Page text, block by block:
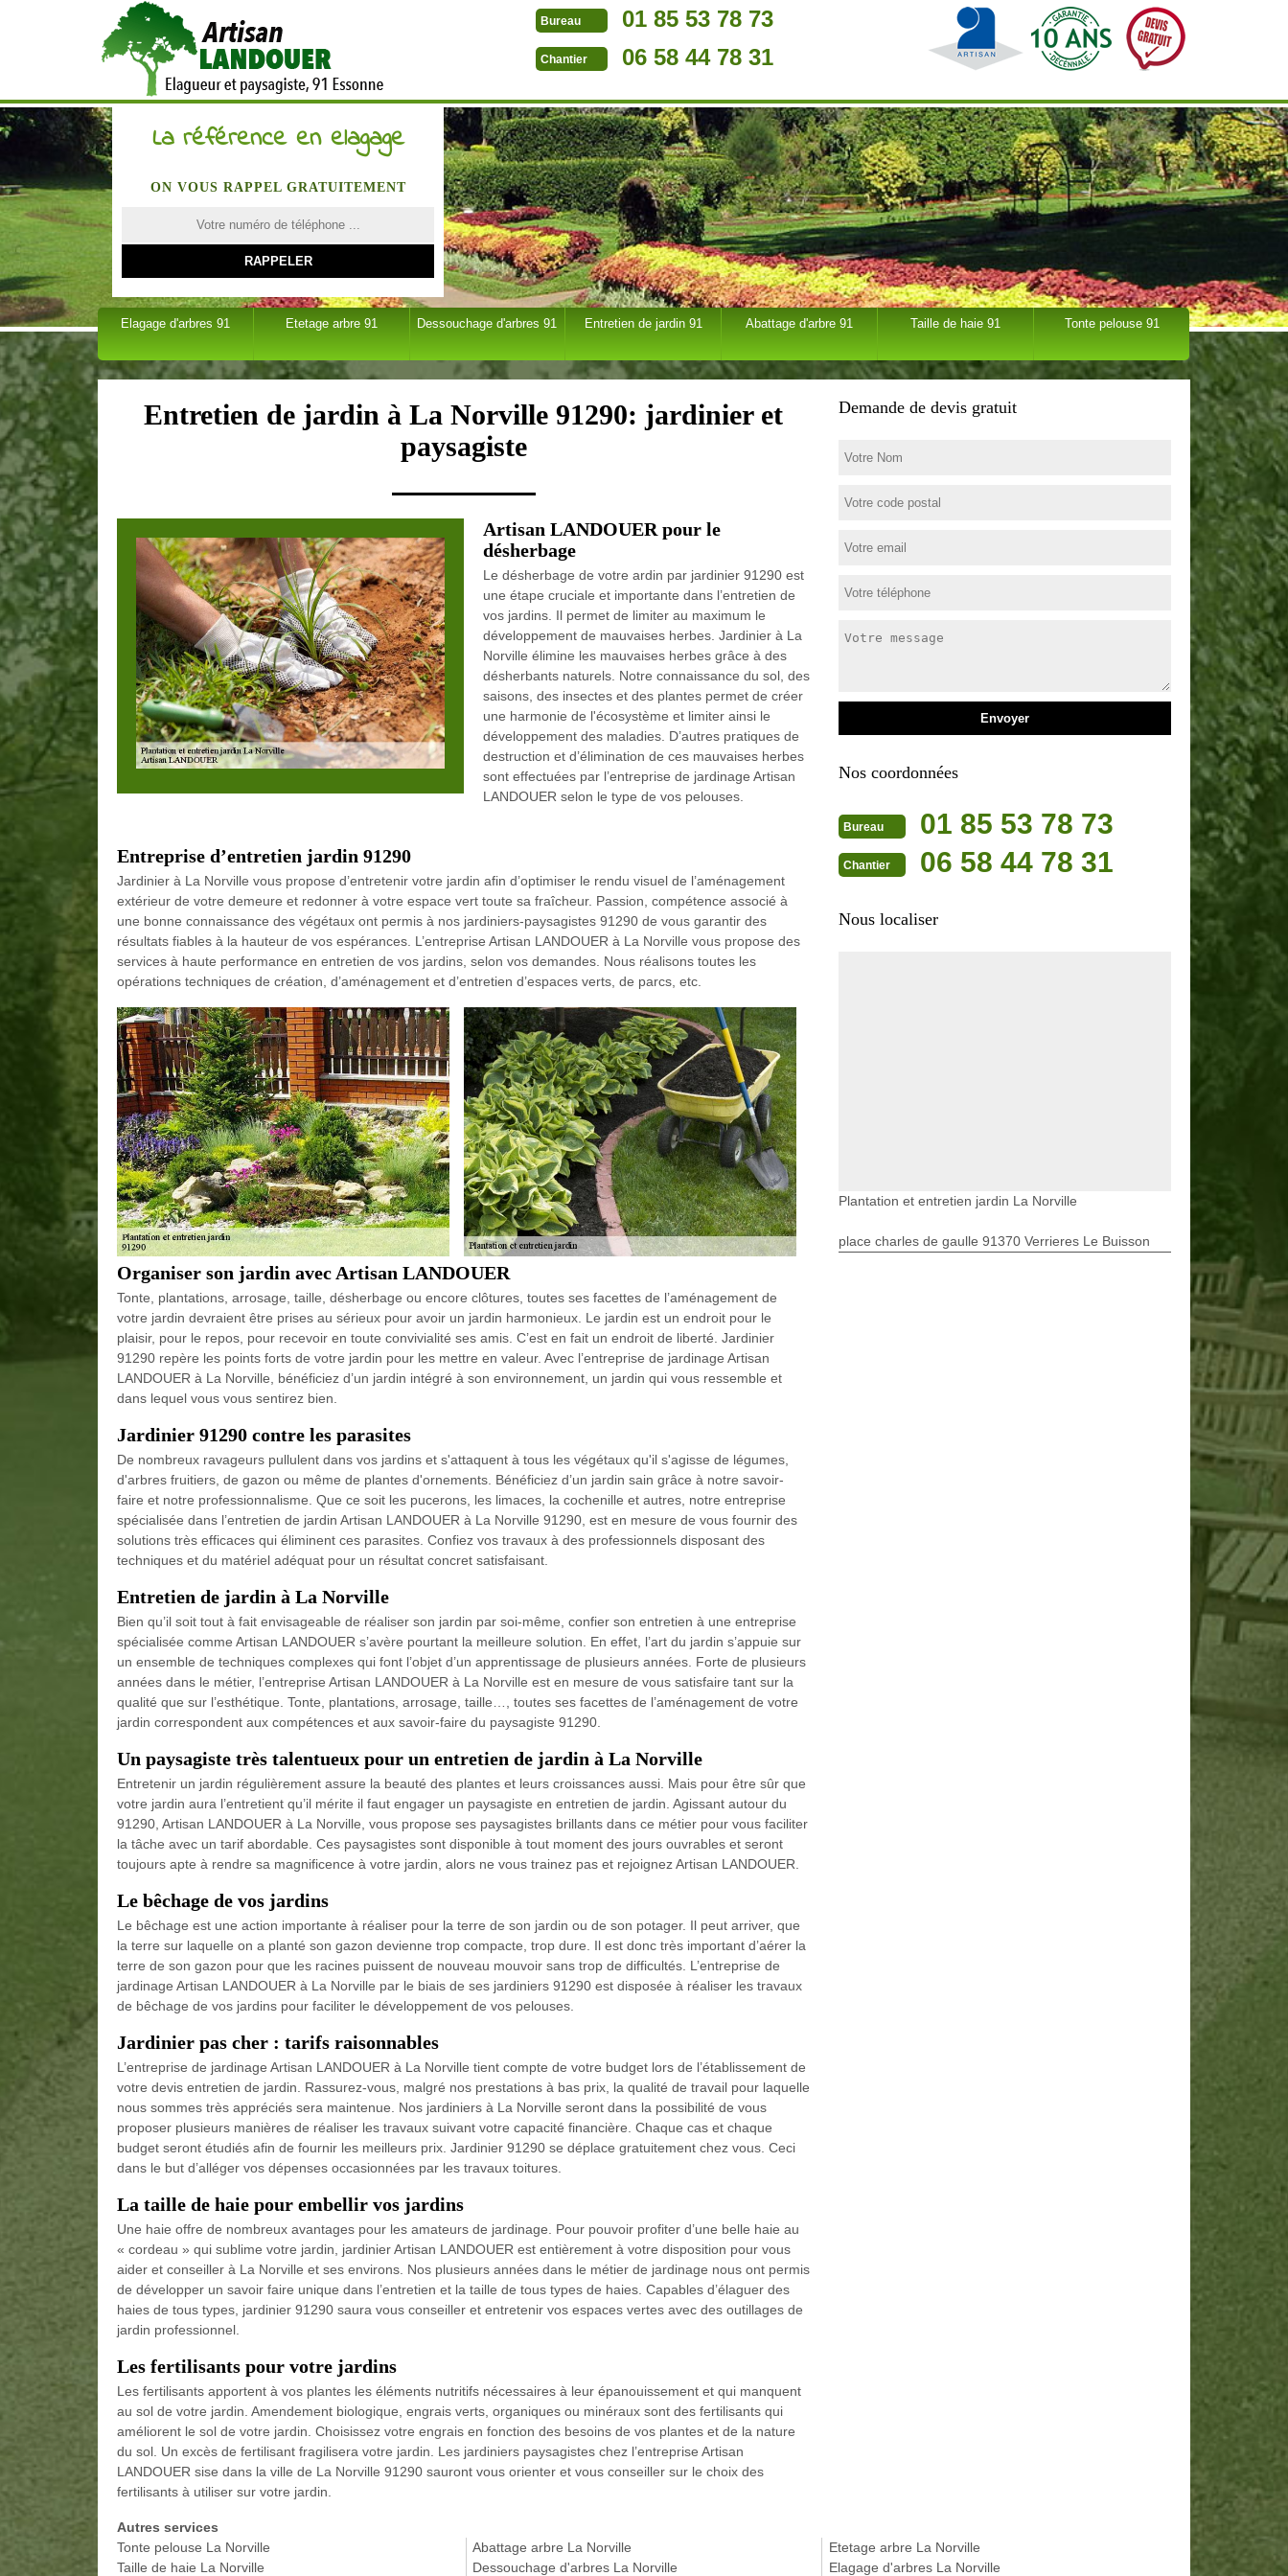
Bureau 01 85 53 78 73
Chantier 06 58 44 78 31
La référence en elagage
ON VOUS RAPPEL GRATUITEMENT
Elagage d'arbres 91 Etetage arbre 91 Dessouchage d'arbres 91 Entretien de jardin 91 Abattage d'arbre 91 Taille de haie 91 Tonte pelouse 91
Entretien de jardin à La Norville 91290: jardinier et
paysagiste
Artisan LANDOUER pour le
désherbage
Le désherbage de votre ardin par jardinier 91290 est
une étape cruciale et importante dans l’entretien de
vos jardins. Il permet de limiter au maximum le
développement de mauvaises herbes. Jardinier à La
Norville élimine les mauvaises herbes grâce à des
désherbants naturels. Notre connaissance du sol, des
saisons, des insectes et des plantes permet de créer
une harmonie de l'écosystème et limiter ainsi le
développement des maladies. D’autres pratiques de
destruction et d’élimination de ces mauvaises herbes
sont effectuées par l’entreprise de jardinage Artisan
LANDOUER selon le type de vos pelouses.
Entreprise d’entretien jardin 91290
Jardinier à La Norville vous propose d’entretenir votre jardin afin d’optimiser le rendu visuel de l’aménagement
extérieur de votre demeure et redonner à votre espace vert toute sa fraîcheur. Passion, compétence associé à
une bonne connaissance des végétaux ont permis à nos jardiniers-paysagistes 91290 de vous garantir des
résultats fiables à la hauteur de vos espérances. L’entreprise Artisan LANDOUER à La Norville vous propose des
services à haute performance en entretien de vos jardins, selon vos demandes. Nous réalisons toutes les
opérations techniques de création, d’aménagement et d’entretien d’espaces verts, de parcs, etc.
Organiser son jardin avec Artisan LANDOUER
Tonte, plantations, arrosage, taille, désherbage ou encore clôtures, toutes ses facettes de l’aménagement de
votre jardin devraient être prises au sérieux pour avoir un jardin harmonieux. Le jardin est un endroit pour le
plaisir, pour le repos, pour recevoir en toute convivialité ses amis. C’est en fait un endroit de liberté. Jardinier
91290 repère les points forts de votre jardin pour les mettre en valeur. Avec l’entreprise de jardinage Artisan
LANDOUER à La Norville, bénéficiez d’un jardin intégré à son environnement, un jardin qui vous ressemble et
dans lequel vous vous sentirez bien.
Jardinier 91290 contre les parasites
De nombreux ravageurs pullulent dans vos jardins et s'attaquent à tous les végétaux qu'il s'agisse de légumes,
d'arbres fruitiers, de gazon ou même de plantes d'ornements. Bénéficiez d’un jardin sain grâce à notre savoir-
faire et notre professionnalisme. Que ce soit les pucerons, les limaces, la cochenille et autres, notre entreprise
spécialisée dans l’entretien de jardin Artisan LANDOUER à La Norville 91290, est en mesure de vous fournir des
solutions très efficaces qui éliminent ces parasites. Confiez vos travaux à des professionnels disposant des
techniques et du matériel adéquat pour un résultat concret satisfaisant.
Entretien de jardin à La Norville
Bien qu’il soit tout à fait envisageable de réaliser son jardin par soi-même, confier son entretien à une entreprise
spécialisée comme Artisan LANDOUER s’avère pourtant la meilleure solution. En effet, l’art du jardin s’appuie sur
un ensemble de techniques complexes qui font l’objet d’un apprentissage de plusieurs années. Forte de plusieurs
années dans le métier, l’entreprise Artisan LANDOUER à La Norville est en mesure de vous satisfaire tant sur la
qualité que sur l’esthétique. Tonte, plantations, arrosage, taille…, toutes ses facettes de l’aménagement de votre
jardin correspondent aux compétences et aux savoir-faire du paysagiste 91290.
Un paysagiste très talentueux pour un entretien de jardin à La Norville
Entretenir un jardin régulièrement assure la beauté des plantes et leurs croissances aussi. Mais pour être sûr que
votre jardin aura l’entretient qu’il mérite il faut engager un paysagiste en entretien de jardin. Agissant autour du
91290, Artisan LANDOUER à La Norville, vous propose ses paysagistes brillants dans ce métier pour vous faciliter
la tâche avec un tarif abordable. Ces paysagistes sont disponible à tout moment des jours ouvrables et seront
toujours apte à rendre sa magnificence à votre jardin, alors ne vous trainez pas et rejoignez Artisan LANDOUER.
Le bêchage de vos jardins
Le bêchage est une action importante à réaliser pour la terre de son jardin ou de son potager. Il peut arriver, que
la terre sur laquelle on a planté son gazon devienne trop compacte, trop dure. Il est donc très important d’aérer la
terre de son gazon pour que les racines puissent de nouveau mouvoir sans trop de difficultés. L’entreprise de
jardinage Artisan LANDOUER à La Norville par le biais de ses jardiniers 91290 est disposée à réaliser les travaux
de bêchage de vos jardins pour faciliter le développement de vos pelouses.
Jardinier pas cher : tarifs raisonnables
L’entreprise de jardinage Artisan LANDOUER à La Norville tient compte de votre budget lors de l’établissement de
votre devis entretien de jardin. Rassurez-vous, malgré nos prestations à bas prix, la qualité de travail pour laquelle
nous sommes très appréciés sera maintenue. Nos jardiniers à La Norville seront dans la possibilité de vous
proposer plusieurs manières de réaliser les travaux suivant votre capacité financière. Chaque cas et chaque
budget seront étudiés afin de fournir les meilleurs prix. Jardinier 91290 se déplace gratuitement chez vous. Ceci
dans le but d’alléger vos dépenses occasionnées par les travaux toitures.
La taille de haie pour embellir vos jardins
Une haie offre de nombreux avantages pour les amateurs de jardinage. Pour pouvoir profiter d’une belle haie au
« cordeau » qui sublime votre jardin, jardinier Artisan LANDOUER est entièrement à votre disposition pour vous
aider et conseiller à La Norville et ses environs. Nos plusieurs années dans le métier de jardinage nous ont permis
de développer un savoir faire unique dans l’entretien et la taille de tous types de haies. Capables d’élaguer des
haies de tous types, jardinier 91290 saura vous conseiller et entretenir vos espaces vertes avec des outillages de
jardin professionnel.
Les fertilisants pour votre jardins
Les fertilisants apportent à vos plantes les éléments nutritifs nécessaires à leur épanouissement et qui manquent
au sol de votre jardin. Amendement biologique, engrais verts, organiques ou minéraux sont des fertilisants qui
améliorent le sol de votre jardin. Choisissez votre engrais en fonction des besoins de vos plantes et de la nature
du sol. Un excès de fertilisant fragilisera votre jardin. Les jardiniers paysagistes chez l’entreprise Artisan
LANDOUER sise dans la ville de La Norville 91290 sauront vous orienter et vous conseiller sur le choix des
fertilisants à utiliser sur votre jardin.
Demande de devis gratuit
Nos coordonnées
Bureau 01 85 53 78 73
Chantier 06 58 44 78 31
Nous localiser
Plantation et entretien jardin La Norville
place charles de gaulle 91370 Verrieres Le Buisson
Autres services
Tonte pelouse La Norville
Taille de haie La Norville
Abattage arbre La Norville
Dessouchage d'arbres La Norville
Etetage arbre La Norville
Elagage d'arbres La Norville